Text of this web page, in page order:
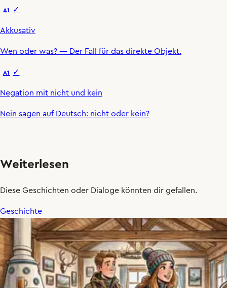
A1 ✓
Akkusativ
Wen oder was? — Der Fall für das direkte Objekt.
A1 ✓
Negation mit nicht und kein
Nein sagen auf Deutsch: nicht oder kein?
Weiterlesen
Diese Geschichten oder Dialoge könnten dir gefallen.
Geschichte